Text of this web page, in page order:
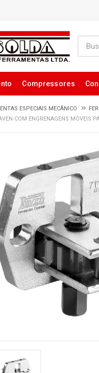
Compressores
ESPECIAIS MECÂNICO
COM ENGRENAGENS MÓVEIS